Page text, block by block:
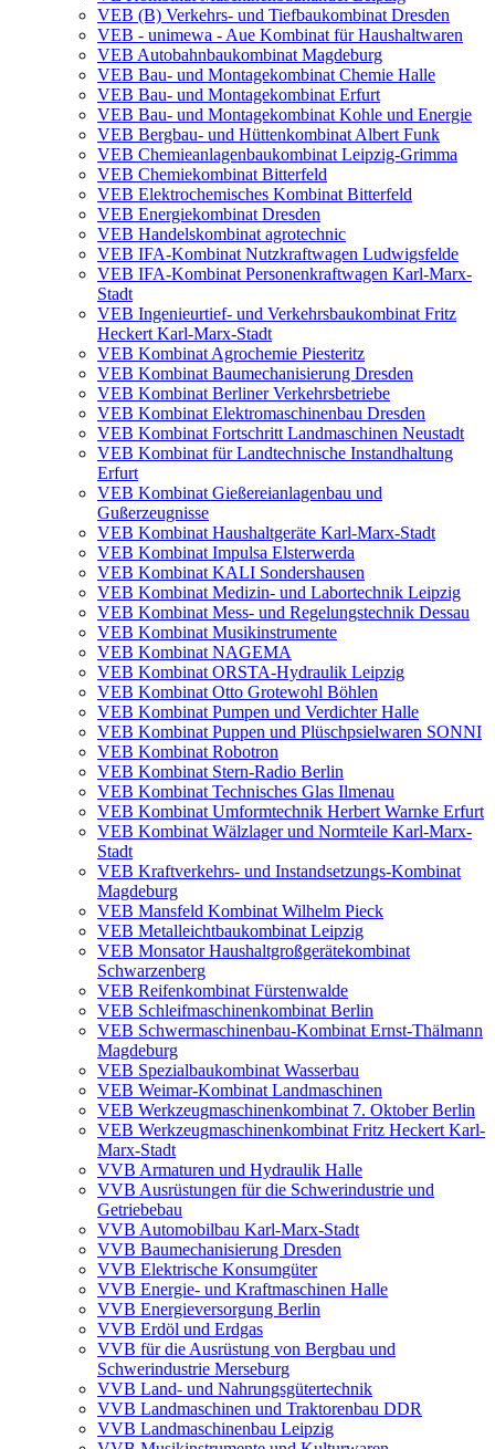
VEB (B) Verkehrs- und Tiefbaukombinat Dresden
VEB - unimewa - Aue Kombinat für Haushaltwaren
VEB Autobahnbaukombinat Magdeburg
VEB Bau- und Montagekombinat Chemie Halle
VEB Bau- und Montagekombinat Erfurt
VEB Bau- und Montagekombinat Kohle und Energie
VEB Bergbau- und Hüttenkombinat Albert Funk
VEB Chemieanlagenbaukombinat Leipzig-Grimma
VEB Chemiekombinat Bitterfeld
VEB Elektrochemisches Kombinat Bitterfeld
VEB Energiekombinat Dresden
VEB Handelskombinat agrotechnic
VEB IFA-Kombinat Nutzkraftwagen Ludwigsfelde
VEB IFA-Kombinat Personenkraftwagen Karl-Marx-
Stadt
VEB Ingenieurtief- und Verkehrsbaukombinat Fritz
Heckert Karl-Marx-Stadt
VEB Kombinat Agrochemie Piesteritz
VEB Kombinat Baumechanisierung Dresden
VEB Kombinat Berliner Verkehrsbetriebe
VEB Kombinat Elektromaschinenbau Dresden
VEB Kombinat Fortschritt Landmaschinen Neustadt
VEB Kombinat für Landtechnische Instandhaltung
Erfurt
VEB Kombinat Gießereianlagenbau und
Gußerzeugnisse
VEB Kombinat Haushaltgeräte Karl-Marx-Stadt
VEB Kombinat Impulsa Elsterwerda
VEB Kombinat KALI Sondershausen
VEB Kombinat Medizin- und Labortechnik Leipzig
VEB Kombinat Mess- und Regelungstechnik Dessau
VEB Kombinat Musikinstrumente
VEB Kombinat NAGEMA
VEB Kombinat ORSTA-Hydraulik Leipzig
VEB Kombinat Otto Grotewohl Böhlen
VEB Kombinat Pumpen und Verdichter Halle
VEB Kombinat Puppen und Plüschpsielwaren SONNI
VEB Kombinat Robotron
VEB Kombinat Stern-Radio Berlin
VEB Kombinat Technisches Glas Ilmenau
VEB Kombinat Umformtechnik Herbert Warnke Erfurt
VEB Kombinat Wälzlager und Normteile Karl-Marx-
Stadt
VEB Kraftverkehrs- und Instandsetzungs-Kombinat
Magdeburg
VEB Mansfeld Kombinat Wilhelm Pieck
VEB Metalleichtbaukombinat Leipzig
VEB Monsator Haushaltgroßgerätekombinat
Schwarzenberg
VEB Reifenkombinat Fürstenwalde
VEB Schleifmaschinenkombinat Berlin
VEB Schwermaschinenbau-Kombinat Ernst-Thälmann
Magdeburg
VEB Spezialbaukombinat Wasserbau
VEB Weimar-Kombinat Landmaschinen
VEB Werkzeugmaschinenkombinat 7. Oktober Berlin
VEB Werkzeugmaschinenkombinat Fritz Heckert Karl-
Marx-Stadt
VVB Armaturen und Hydraulik Halle
VVB Ausrüstungen für die Schwerindustrie und
Getriebebau
VVB Automobilbau Karl-Marx-Stadt
VVB Baumechanisierung Dresden
VVB Elektrische Konsumgüter
VVB Energie- und Kraftmaschinen Halle
VVB Energieversorgung Berlin
VVB Erdöl und Erdgas
VVB für die Ausrüstung von Bergbau und
Schwerindustrie Merseburg
VVB Land- und Nahrungsgütertechnik
VVB Landmaschinen und Traktorenbau DDR
VVB Landmaschinenbau Leipzig